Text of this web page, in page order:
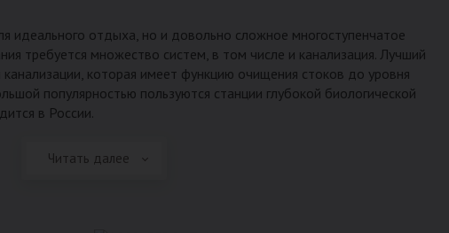
идеального отдыха, но и довольно сложное многоступенчатое
требуется множество систем, в том числе и канализация. Лучший
которая имеет функцию очищения стоков до уровня
популярностью пользуются станции глубокой биологической
в России.
Читать далее